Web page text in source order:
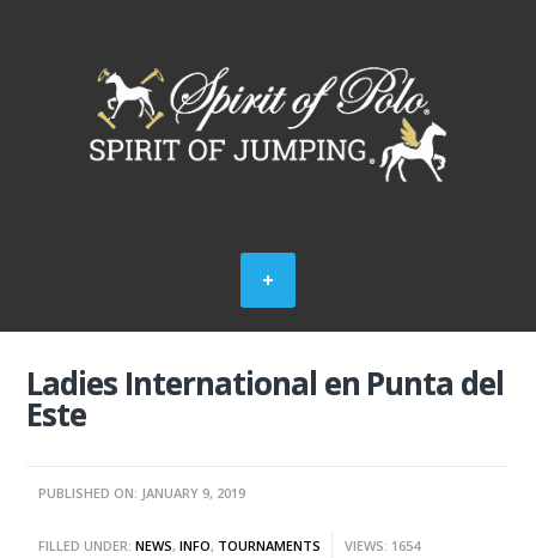
Ladies International en Punta del
Este
PUBLISHED ON: JANUARY 9, 2019
FILLED UNDER:NEWS,INFO, TOURNAMENTS VIEWS: 1654